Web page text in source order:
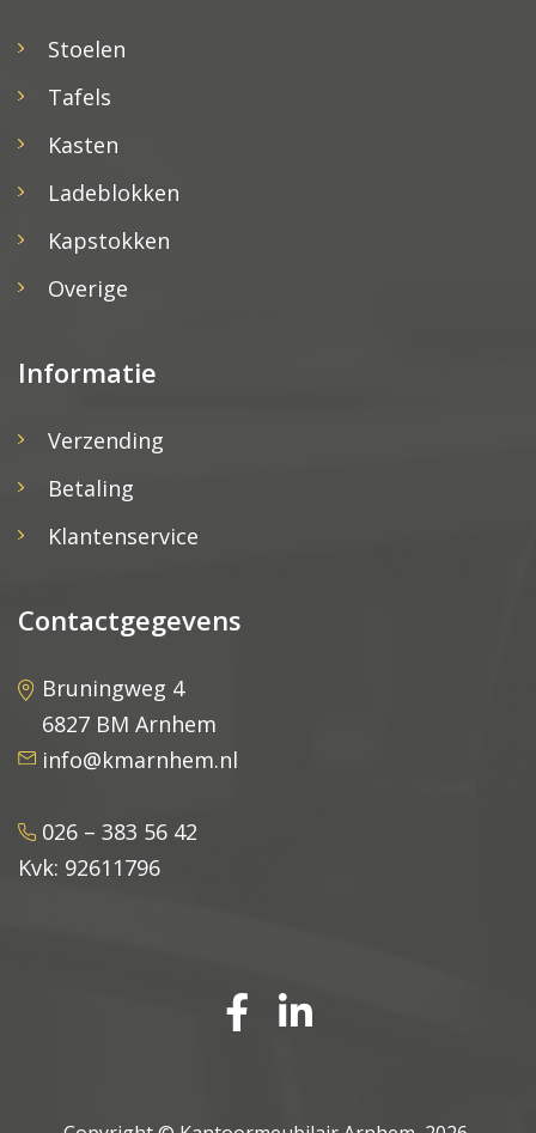
Stoelen
Tafels
Kasten
Ladeblokken
Kapstokken
Overige
Informatie
Verzending
Betaling
Klantenservice
Contactgegevens
Bruningweg 4
6827 BM Arnhem
info@kmarnhem.nl
026 – 383 56 42
Kvk: 92611796